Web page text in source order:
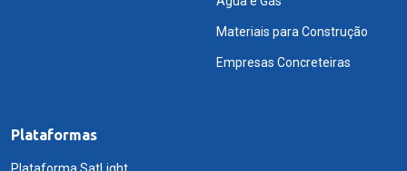
Materiais para Construção
Empresas Concreteiras
Plataformas